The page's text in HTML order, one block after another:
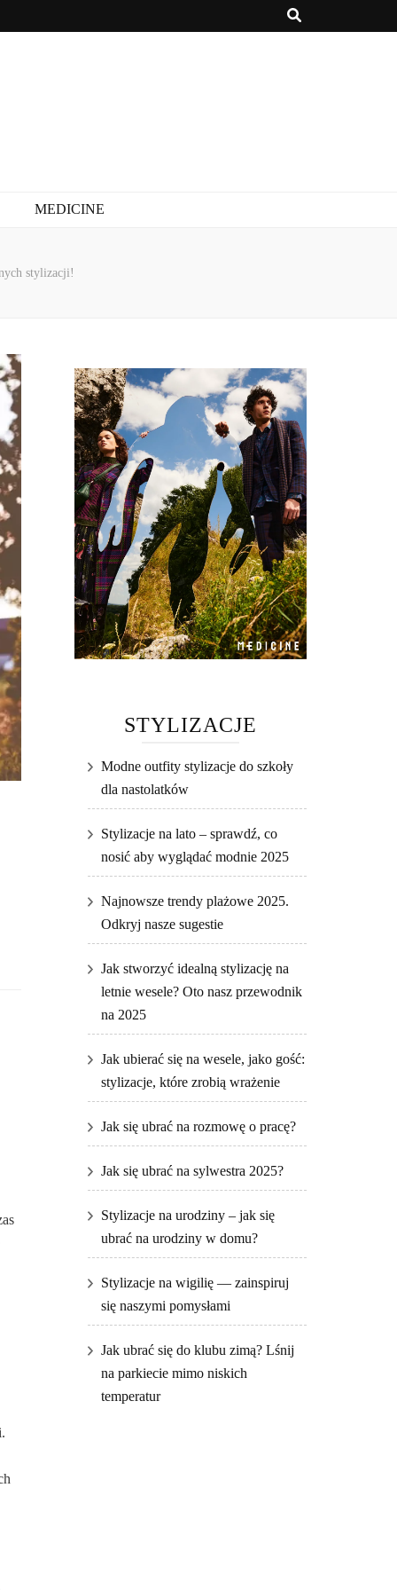
MEDICINE
stylizacji!
STYLIZACJE
Modne outfity stylizacje do szkoły
dla nastolatków
Stylizacje na lato – sprawdź, co
nosić aby wyglądać modnie 2025
Najnowsze trendy plażowe 2025.
Odkryj nasze sugestie
Jak stworzyć idealną stylizację na
letnie wesele? Oto nasz przewodnik
na 2025
Jak ubierać się na wesele, jako gość:
stylizacje, które zrobią wrażenie
Jak się ubrać na rozmowę o pracę?
Jak się ubrać na sylwestra 2025?
Stylizacje na urodziny – jak się
ubrać na urodziny w domu?
Stylizacje na wigilię — zainspiruj
się naszymi pomysłami
Jak ubrać się do klubu zimą? Lśnij
na parkiecie mimo niskich
temperatur